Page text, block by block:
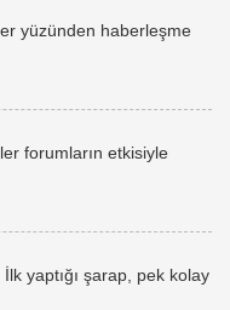
yüzünden haberleşme
forumların etkisiyle
yaptığı şarap, pek kolay